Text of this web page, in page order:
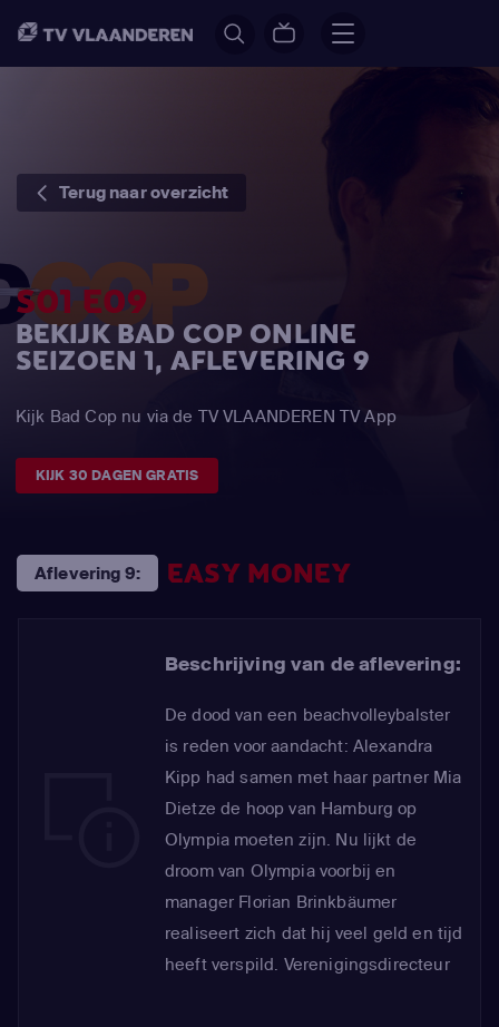
Terug naar overzicht
S01 E09
BEKIJK BAD COP ONLINE
SEIZOEN 1, AFLEVERING 9
Kijk Bad Cop nu via de TV VLAANDEREN TV App
KIJK 30 DAGEN GRATIS
Aflevering 9: EASY MONEY
Beschrijving van de aflevering:
De dood van een beachvolleybalster
is reden voor aandacht: Alexandra
Kipp had samen met haar partner Mia
Dietze de hoop van Hamburg op
Olympia moeten zijn. Nu lijkt de
droom van Olympia voorbij en
manager Florian Brinkbäumer
realiseert zich dat hij veel geld en tijd
heeft verspild. Verenigingsdirecteur